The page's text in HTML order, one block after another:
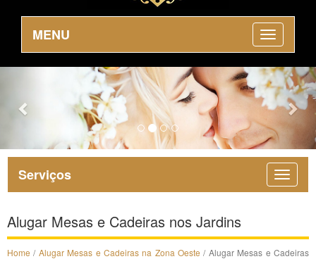
MENU
Serviços
Alugar Mesas e Cadeiras nos Jardins
Home / Alugar Mesas e Cadeiras na Zona Oeste / Alugar Mesas e Cadeiras